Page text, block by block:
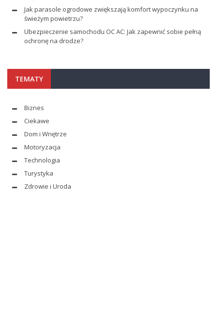
Jak parasole ogrodowe zwiększają komfort wypoczynku na
świeżym powietrzu?
Ubezpieczenie samochodu OC AC: Jak zapewnić sobie pełną
ochronę na drodze?
TEMATY
Biznes
Ciekawe
Dom i Wnętrze
Motoryzacja
Technologia
Turystyka
Zdrowie i Uroda